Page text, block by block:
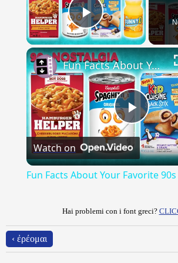
Play Video
Play
Video
Fun Facts About Your Favorite 90s Foods
Watch on
Fun Facts About Your Favorite
Hai problemi con i font greci?
‹ ἐρέομαι